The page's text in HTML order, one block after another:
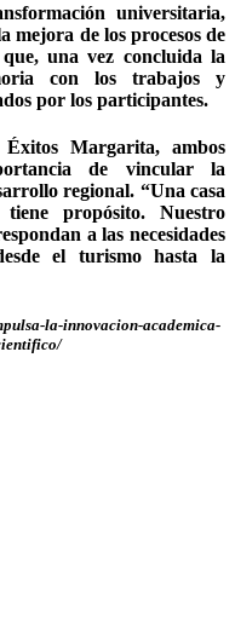
universitaria,
mejora de los procesos de
una vez concluida la
con los trabajos y
por los participantes.
Margarita, ambos
de vincular la
regional. “Una casa
propósito. Nuestro
a las necesidades
el turismo hasta la
la-innovacion-academica-